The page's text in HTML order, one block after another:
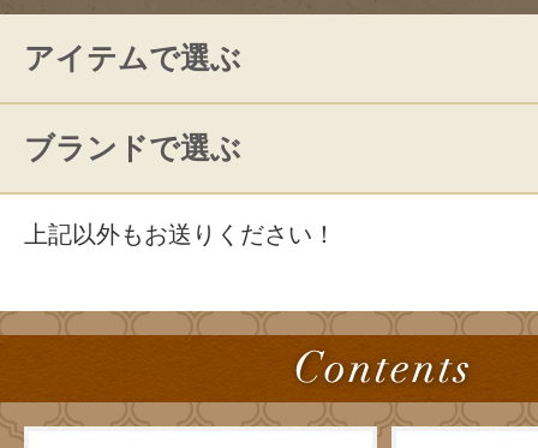
アイテムで選ぶ
ブランドで選ぶ
上記以外もお送りください！